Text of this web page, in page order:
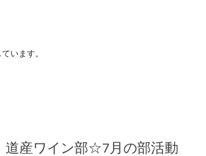
います。
道産ワイン部☆7月の部活動